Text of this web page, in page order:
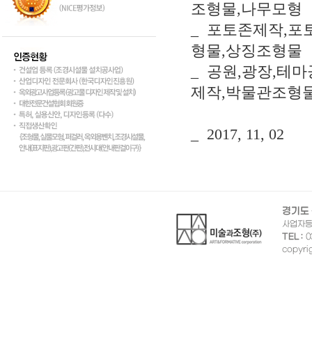
조형물,나무모형
_ 포토존제작,
형물,상징조형물
_ 공원,광장,테
제작,박물관조형
_ 2017, 11, 02